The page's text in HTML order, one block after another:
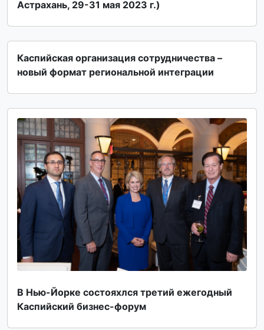
Астрахань, 29-31 мая 2023 г.)
Каспийская организация сотрудничества –
новый формат региональной интеграции
В Нью-Йорке состояxлся третий ежегодный
Каспийский бизнес-форум